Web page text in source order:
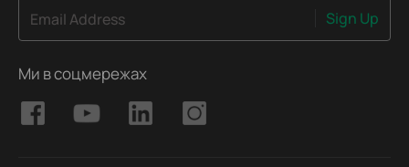
Email Address Sign Up
Ми в соцмережах